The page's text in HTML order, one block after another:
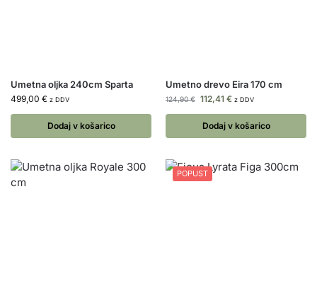
Umetna oljka 240cm Sparta
499,00 € z DDV
Dodaj v košarico
Umetno drevo Eira 170 cm
124,90€ 112,41 € z DDV
Dodaj v košarico
POPUST